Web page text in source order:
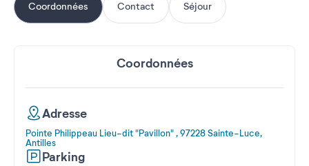
Coordonnées Contact Séjour
Coordonnées
Adresse
Pointe Philippeau Lieu-dit "Pavillon" , 97228 Sainte-Luce,
Antilles
Parking